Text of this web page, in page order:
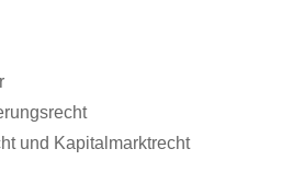
und Kapitalmarktrecht